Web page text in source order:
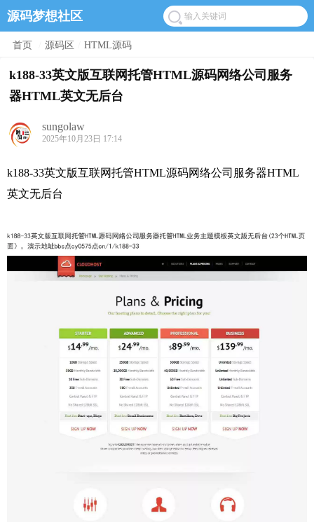
源码梦想社区
首页 源码区 HTML源码
k188-33英文版互联网托管HTML源码网络公司服务
器HTML英文无后台
sungolaw
2025年10月23日 17:14
k188-33英文版互联网托管HTML源码网络公司服务器HTML
英文无后台